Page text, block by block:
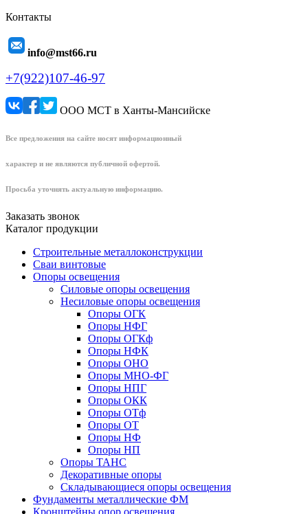
Контакты
info@mst66.ru
+7(922)107-46-97
ООО МСТ в Ханты-Мансийске
Все предложения на сайте носят информационный
характер и не являются публичной офертой.
Просьба уточнять актуальную информацию.
Заказать звонок
Каталог продукции
Строительные металлоконструкции
Сваи винтовые
Опоры освещения
Силовые опоры освещения
Несиловые опоры освещения
Опоры ОГК
Опоры НФГ
Опоры ОГКф
Опоры НФК
Опоры ОНО
Опоры МНО-ФГ
Опоры НПГ
Опоры ОКК
Опоры ОТф
Опоры ОТ
Опоры НФ
Опоры НП
Опоры ТАНС
Декоративные опоры
Складывающиеся опоры освещения
Фундаменты металлические ФМ
Кронштейны опор освещения